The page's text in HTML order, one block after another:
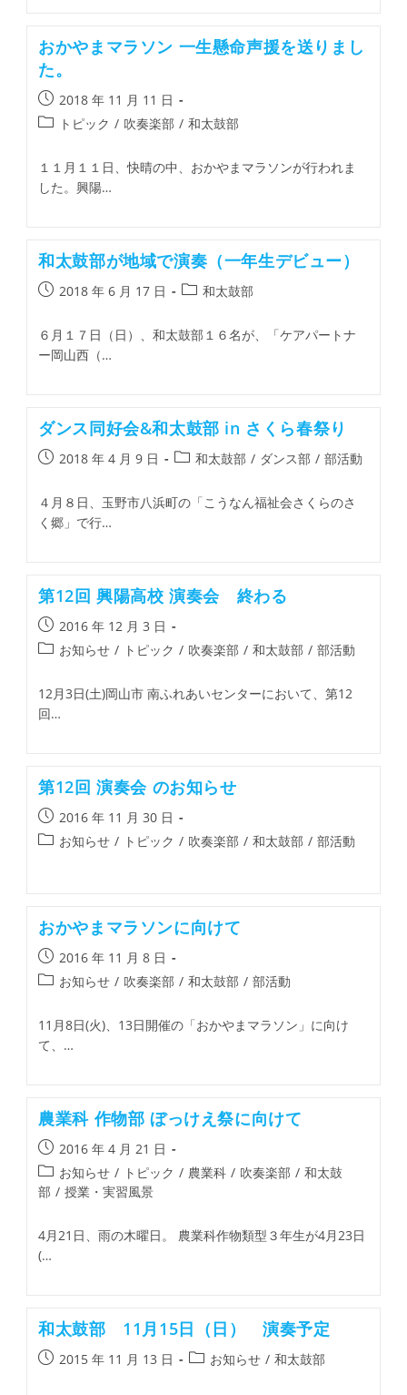
おかやまマラソン 一生懸命声援を送りまし
た。
2018 年 11 月 11 日
トピック / 吹奏楽部 / 和太鼓部
１１月１１日、快晴の中、おかやまマラソンが行われま
した。興陽…
和太鼓部が地域で演奏（一年生デビュー）
2018 年 6 月 17 日 和太鼓部
６月１７日（日）、和太鼓部１６名が、「ケアパートナ
ー岡山西（…
ダンス同好会&和太鼓部 in さくら春祭り
2018 年 4 月 9 日 和太鼓部 / ダンス部 / 部活動
４月８日、玉野市八浜町の「こうなん福祉会さくらのさ
く郷」で行…
第12回 興陽高校 演奏会 終わる
2016 年 12 月 3 日
お知らせ / トピック / 吹奏楽部 / 和太鼓部 / 部活動
12月3日(土)岡山市 南ふれあいセンターにおいて、第12
回…
第12回 演奏会 のお知らせ
2016 年 11 月 30 日
お知らせ / トピック / 吹奏楽部 / 和太鼓部 / 部活動
おかやまマラソンに向けて
2016 年 11 月 8 日
お知らせ / 吹奏楽部 / 和太鼓部 / 部活動
11月8日(火)、13日開催の「おかやまマラソン」に向け
て、…
農業科 作物部 ぼっけえ祭に向けて
2016 年 4 月 21 日
お知らせ / トピック / 農業科 / 吹奏楽部 / 和太鼓
部 / 授業・実習風景
4月21日、雨の木曜日。 農業科作物類型３年生が4月23日
(…
和太鼓部 11月15日（日） 演奏予定
2015 年 11 月 13 日 お知らせ / 和太鼓部